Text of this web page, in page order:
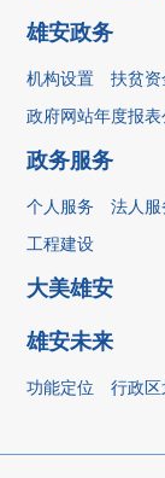
雄安政务
机构设置 扶贫
政府网站年度报
政务服务
个人服务 法人服
工程建设
大美雄安
雄安未来
功能定位 行政区